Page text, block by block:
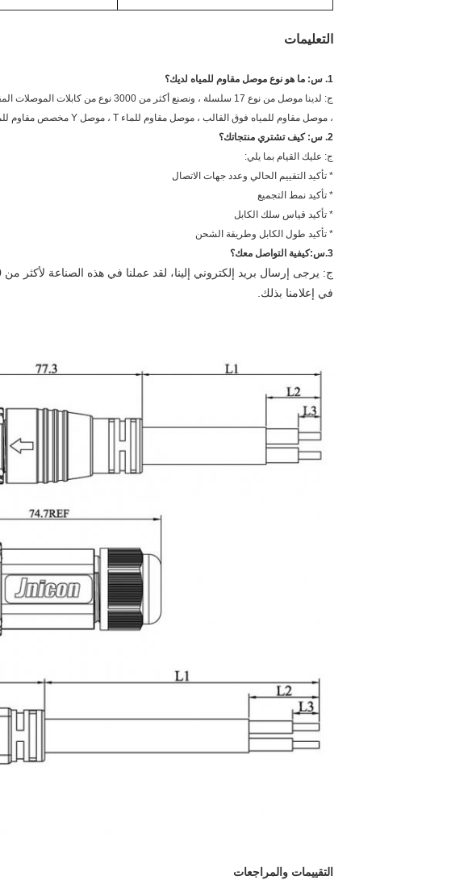
التعليمات
1. س: ما هو نوع موصل مقاوم للمياه لديك؟
، موصل مقاوم للمياه فوق القالب ، موصل مقاوم للماء T ، موصل Y مخصص مقاوم للماء.
2. س: كيف تشتري منتجاتك؟
ج: عليك القيام بما يلي:
* تأكيد التقييم الحالي وعدد جهات الاتصال
* تأكيد نمط التجميع
* تأكيد قياس سلك الكابل
* تأكيد طول الكابل وطريقة الشحن
3. س:كيفية التواصل معك؟
في إعلامنا بذلك.
التقييمات والمراجعات